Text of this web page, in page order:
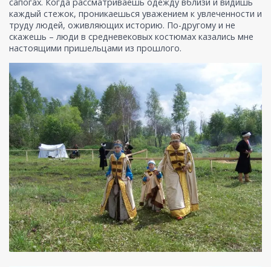
каждый стежок, проникаешься уважением к увлеченности и
труду людей, оживляющих историю. По-другому и не
скажешь – люди в средневековых костюмах казались мне
настоящими пришельцами из прошлого.